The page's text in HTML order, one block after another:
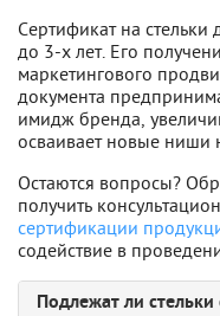
Сертификат на
до 3-х лет. Его
маркетингового
документа
имидж бренда,
осваивает новые ниши
Остаются вопросы?
получить
сертификации
содействие в
Подлежат ли